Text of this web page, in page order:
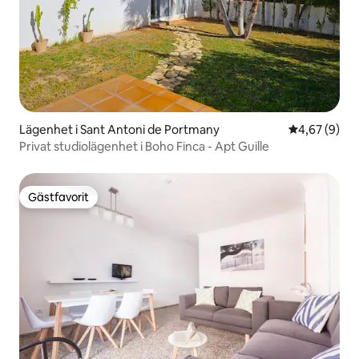
Lägenhet i Sant Antoni de Portmany 4,67 av 5 i
4,67 (9)
Privat studiolägenhet i Boho Finca - Apt Guille
Gästfavorit
Gästfavorit